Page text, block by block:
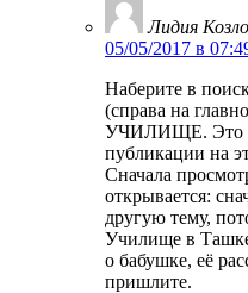
Лидия
05/05/2017 в
Наберите в
(справа на
УЧИЛИЩЕ. Это
публикации на
Сначала
открывается:
другую тему,
Училище в
о бабушке, её
пришлите.